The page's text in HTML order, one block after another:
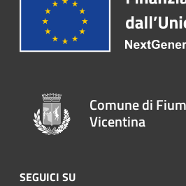
Comune di
Vicentina
SEGUICI SU